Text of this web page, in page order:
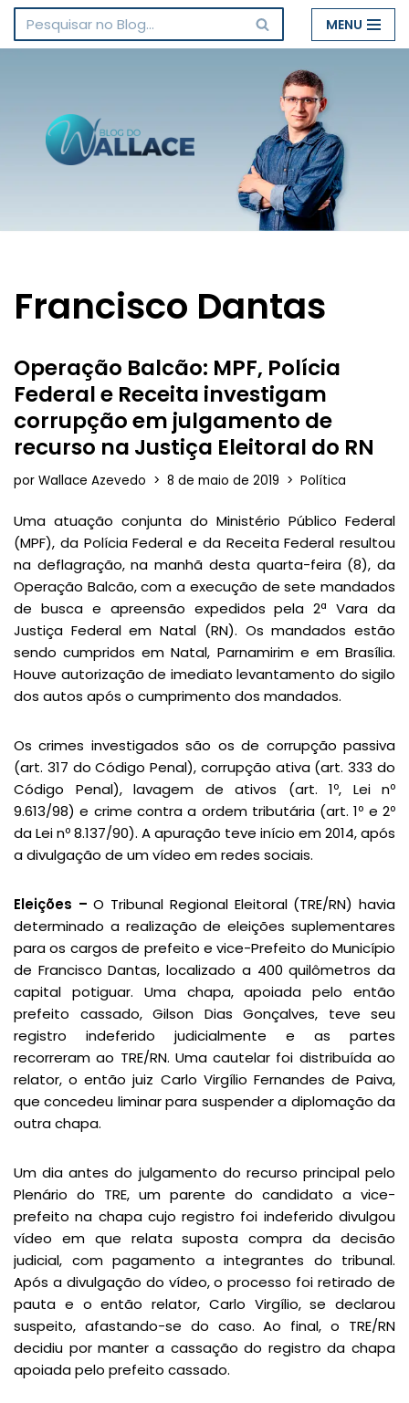
Pular
conteúdo
MENU
Francisco Dantas
Operação Balcão: MPF, Polícia
Federal e Receita investigam
corrupção em julgamento de
recurso na Justiça Eleitoral do RN
por Wallace Azevedo 8 de maio de 2019 Política
Uma atuação conjunta do Ministério Público Federal
(MPF), da Polícia Federal e da Receita Federal resultou
na deflagração, na manhã desta quarta-feira (8), da
Operação Balcão, com a execução de sete mandados
de busca e apreensão expedidos pela 2ª Vara da
Justiça Federal em Natal (RN). Os mandados estão
sendo cumpridos em Natal, Parnamirim e em Brasília.
Houve autorização de imediato levantamento do sigilo
dos autos após o cumprimento dos mandados.
Os crimes investigados são os de corrupção passiva
(art. 317 do Código Penal), corrupção ativa (art. 333 do
Código Penal), lavagem de ativos (art. 1º, Lei nº
9.613/98) e crime contra a ordem tributária (art. 1º e 2º
da Lei nº 8.137/90). A apuração teve início em 2014, após
a divulgação de um vídeo em redes sociais.
Eleições – O Tribunal Regional Eleitoral (TRE/RN) havia
determinado a realização de eleições suplementares
para os cargos de prefeito e vice-Prefeito do Município
de Francisco Dantas, localizado a 400 quilômetros da
capital potiguar. Uma chapa, apoiada pelo então
prefeito cassado, Gilson Dias Gonçalves, teve seu
registro indeferido judicialmente e as partes
recorreram ao TRE/RN. Uma cautelar foi distribuída ao
relator, o então juiz Carlo Virgílio Fernandes de Paiva,
que concedeu liminar para suspender a diplomação da
outra chapa.
Um dia antes do julgamento do recurso principal pelo
Plenário do TRE, um parente do candidato a vice-
prefeito na chapa cujo registro foi indeferido divulgou
vídeo em que relata suposta compra da decisão
judicial, com pagamento a integrantes do tribunal.
Após a divulgação do vídeo, o processo foi retirado de
pauta e o então relator, Carlo Virgílio, se declarou
suspeito, afastando-se do caso. Ao final, o TRE/RN
decidiu por manter a cassação do registro da chapa
apoiada pelo prefeito cassado.